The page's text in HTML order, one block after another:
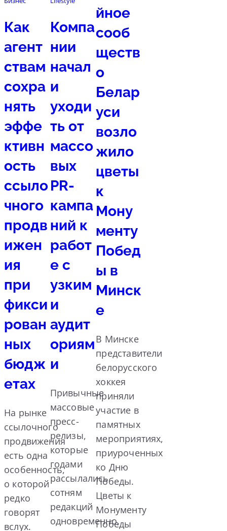
Как
агент
ствам
сохра
нять
эффе
ктивн
ость
ссыло
чного
продв
ижен
ия
при
фикси
рован
ных
бюдж
етах
На рынке
ссылочного
продвижения
есть одна
особенность,
о которой
редко
говорят
вслух.
Компа
нии
начал
и
уходи
ть от
массо
вых
PR-
кампа
ний к
работ
е с
узким
и
аудит
ориям
и
Привычные
массовые
пресс-
релизы,
которые
годами
рассылались
сотням
редакций
одновременно,
йное
сооб
ществ
о
Белар
уси
возло
жило
цветы
к
Мону
менту
Побед
ы в
Минск
е
В Минске
представители
белорусского
хоккея
приняли
участие в
памятных
мероприятиях,
приуроченных
ко Дню
Победы.
Цветы к
Монументу
Победы